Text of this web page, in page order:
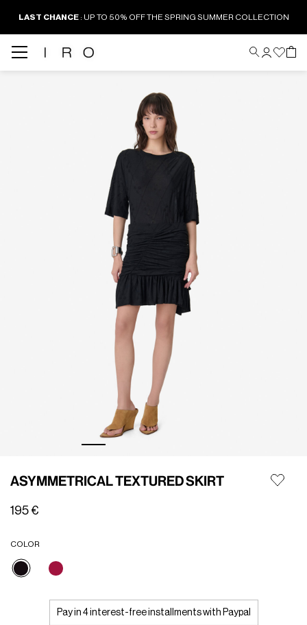
LAST CHANCE: UP TO 50% OFF THE SPRING SUMMER COLLECTION
ASYMMETRICAL TEXTURED SKIRT
195 €
COLOR
selezionato
Pay in 4 interest-free installments with Paypal